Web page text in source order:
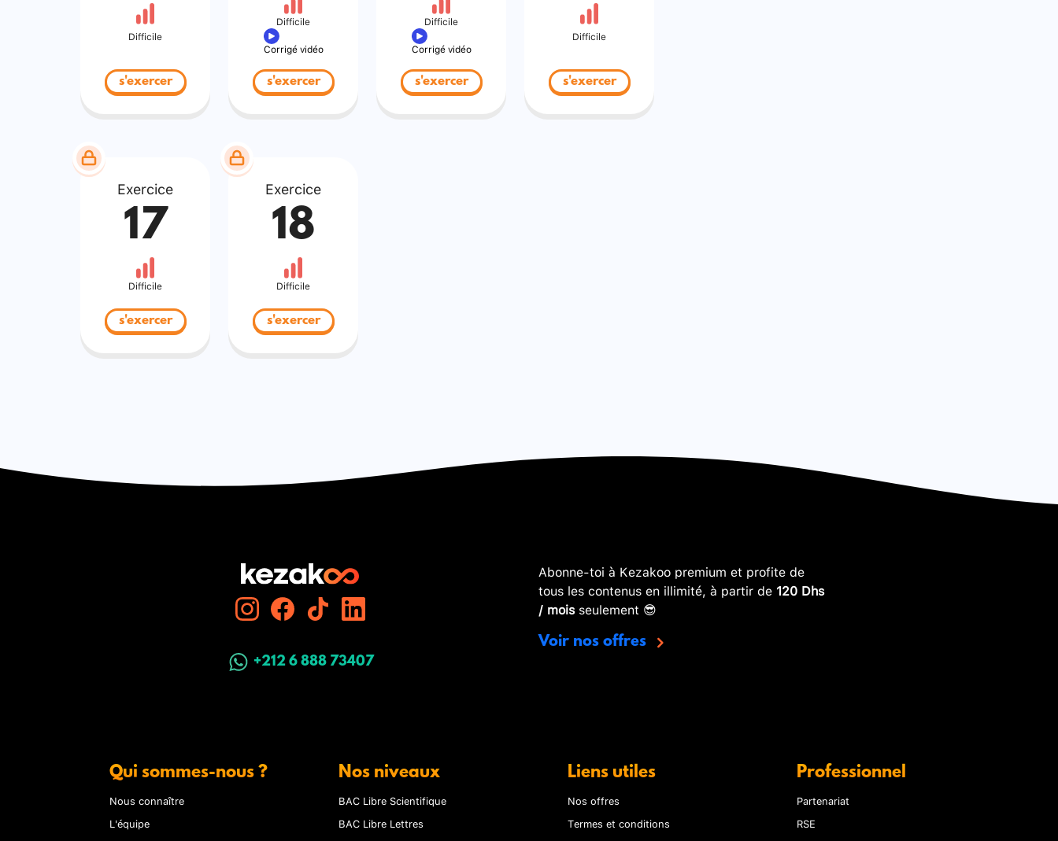
Difficile
s'exercer
Difficile
Corrigé vidéo
s'exercer
Difficile
Corrigé vidéo
s'exercer
Difficile
s'exercer
Exercice
17
Difficile
s'exercer
Exercice
18
Difficile
s'exercer
+212 6 888 73407
Abonne-toi à Kezakoo premium et profite de
tous les contenus en illimité, à partir de 120 Dhs
/ moisseulement 😎
Voir nos offres
Qui sommes-nous ?
Nous connaître
L'équipe
Nos niveaux
BAC Libre Scientifique
BAC Libre Lettres
Liens utiles
Nos offres
Termes et conditions
Professionnel
Partenariat
RSE